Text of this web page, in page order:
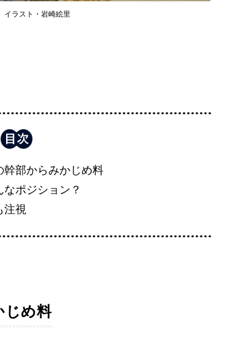
イラスト・岩崎絵里
幹部からみかじめ料
ポジション？
注視
じめ料